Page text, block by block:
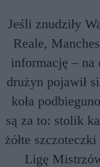
Jeśli znudziły
Reale,
informację – na
drużyn pojawił
koła
są za to: stolik
żółte
Ligę